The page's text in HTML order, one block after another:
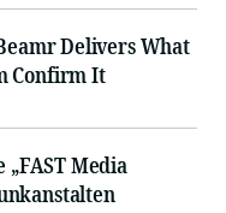
Delivers What
Confirm It
Media